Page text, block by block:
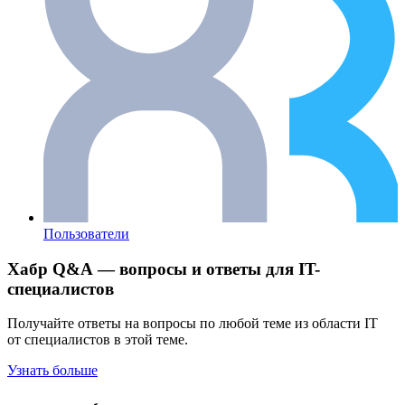
Пользователи
Хабр Q&A — вопросы и ответы для IT-
специалистов
Получайте ответы на вопросы по любой теме из области IT
от специалистов в этой теме.
Узнать больше